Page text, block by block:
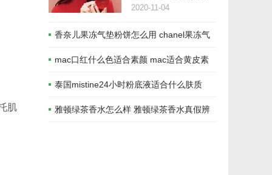
肌
2020-11-04
香奈儿果冻气垫粉饼怎么用 chanel果冻气
垫能用多久
mac口红什么色适合素颜 mac适合黄皮素
颜的色号推荐
泰国mistine24小时粉底液适合什么肤质
mistine粉底液适合的年龄
雅顿绿茶香水怎么样 雅顿绿茶香水真假辨